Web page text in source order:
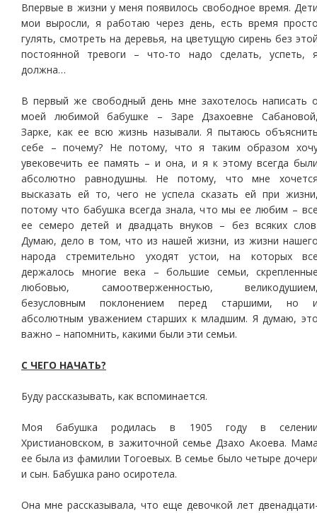
Впервые в жизни у меня появилось свободное время.
мои выросли, я работаю через день, есть время
гулять, смотреть на деревья, на цветущую сирень без
постоянной тревоги – что-то надо сделать, успеть,
должна…
В первый же свободный день мне захотелось написать
моей любимой бабушке – Заре Дзахоевне
Зарке, как ее всю жизнь называли. Я пытаюсь
себе – почему? Не потому, что я таким образом
увековечить ее память – и она, и я к этому всегда
абсолютно равнодушны. Не потому, что мне
высказать ей то, чего не успела сказать ей при
потому что бабушка всегда знала, что мы ее любим –
ее семеро детей и двадцать внуков – без всяких
Думаю, дело в том, что из нашей жизни, из жизни
народа стремительно уходят устои, на которых
держалось многие века – большие семьи,
любовью, самоотверженностью,
безусловным поклонением перед старшими, но
абсолютным уважением старших к младшим. Я думаю,
важно – напомнить, какими были эти семьи.
С ЧЕГО НАЧАТЬ?
Буду рассказывать, как вспоминается.
Моя бабушка родилась в 1905 году в
Христиановском, в зажиточной семье Дзахо Акоева.
ее была из фамилии Тогоевых. В семье было четыре
и сын. Бабушка рано осиротела.
Она мне рассказывала, что еще девочкой лет